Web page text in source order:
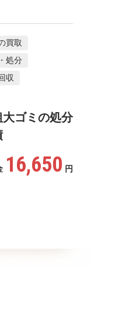
買取
処分
収
ゴミの処分
16,650 円